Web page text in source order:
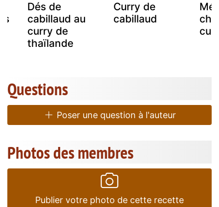
Dés de
cabillaud au
curry de
thaïlande
Curry de
cabillaud
Questions
Poser une question à l'auteur
Photos des membres
Publier votre photo de cette recette